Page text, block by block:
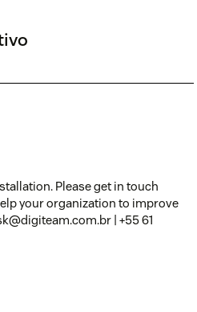
Please get in touch
your organization to improve
| +55 61